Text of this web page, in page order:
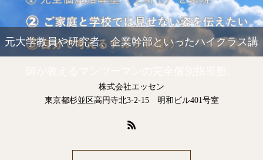
元大学教員や研究者、企業幹部といったハイクラス講
株式会社エッセン
東京都杉並区高円寺北3-2-15 明和ビル401号室